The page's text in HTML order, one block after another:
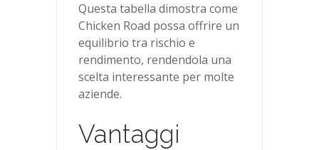
Questa tabella dimostra come
Chicken Road possa offrire un
equilibrio tra rischio e
rendimento, rendendola una
scelta interessante per molte
aziende.
Vantaggi